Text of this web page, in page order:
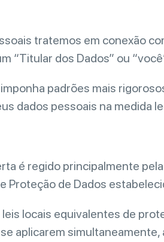
tratemos em conexão
“Titular dos Dados” ou
padrões mais
dados pessoais na medida
é regido principalmente
Proteção de Dados
locais equivalentes de
aplicarem